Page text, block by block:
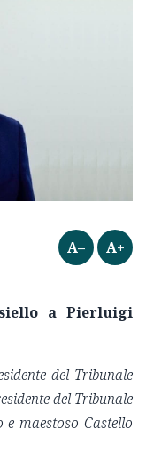
A– A+
a Pierluigi
del Tribunale
del Tribunale
maestoso Castello